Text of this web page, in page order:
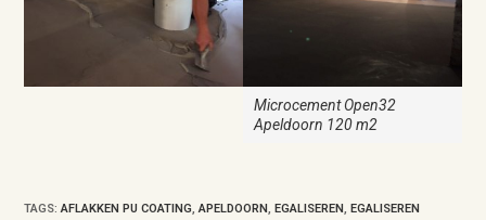
Microcement Open32
Apeldoorn 120 m2
TAGS:AFLAKKEN PU COATING, APELDOORN, EGALISEREN, EGALISEREN